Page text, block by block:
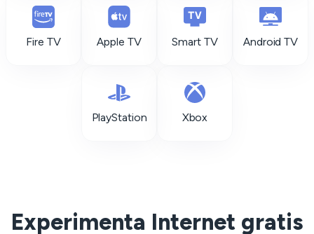
Fire TV Apple TV Smart TV Android TV
PlayStation Xbox
Experimenta Internet gratis